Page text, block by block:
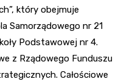
który obejmuje
Samorządowego nr 21
Podstawowej nr 4.
z Rządowego Funduszu
Całościowe